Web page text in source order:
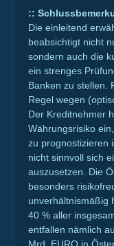
::
Die einleitend
beabsichtigt nicht
sondern auch die
ein strenges
Banken zu stellen.
Regel wegen
Der Kreditnehmer
Währungsrisiko
zu prognostizieren
nicht sinnvoll sich
auszusetzen. Die
besonders
unverhältnismäßig
40 % aller
entfallen nämlich